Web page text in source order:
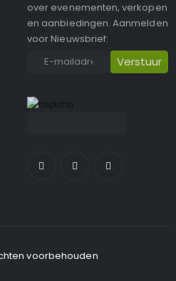
over evenementen, verkopen
en aanbiedingen. Aanmelden
voor Nieuwsbrief:
voorbehouden